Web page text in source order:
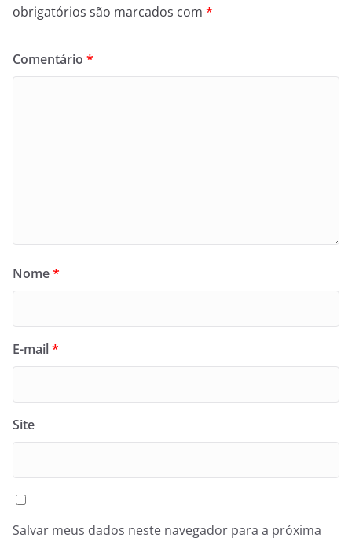
obrigatórios são marcados com *
Comentário *
Nome*
E-mail*
Site
Salvar meus dados neste navegador para a próxima